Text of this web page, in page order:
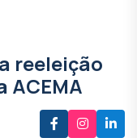
reeleição
ACEMA